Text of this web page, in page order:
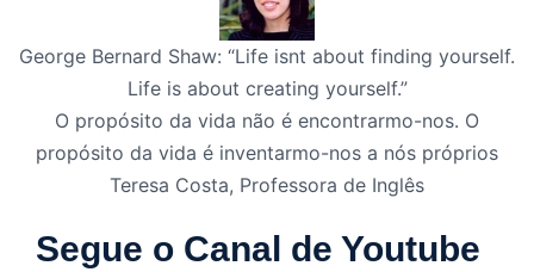
George Bernard Shaw: “Life isnt about finding yourself.
Life is about creating yourself.”
O propósito da vida não é encontrarmo-nos. O
propósito da vida é inventarmo-nos a nós próprios
Teresa Costa, Professora de Inglês
Segue o Canal de Youtube